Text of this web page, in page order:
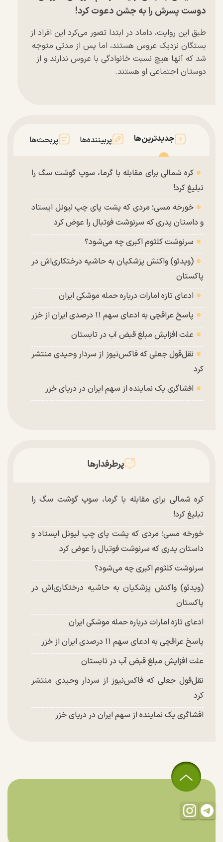
دوست پسرش را به جشن دعوت کرد!
طبق این روایت، داماد در ابتدا تصور می‌کرد این افراد از
بستگان نزدیک عروس هستند، اما پس از مدتی متوجه
شد که آنها هیچ نسبت خانوادگی با عروس ندارند و از
دوستان اجتماعی او هستند.
جدیدترین‌ها پربیننده‌ها پربحث‌ها
کره شمالی برای مقابله با گرما، سوپ گوشت سگ را
تبلیغ کرد!
خورخه مسی؛ مردی که پشت پای چپ لیونل ایستاد
و داستان پدری که سرنوشت فوتبال را عوض کرد
سرنوشت کلثوم اکبری چه می‌شود؟
(ویدئو) واکنش پزشکیان به حاشیه درختکاری‌اش در
پاکستان
ادعای تازه امارات درباره حمله موشکی ایران
پاسخ عراقچی به ادعای سهم ۱۱ درصدی ایران از خزر
علت افزایش مبلغ قبض آب در تابستان
نقل‌قول جعلی که فاکس‌نیوز از سردار وحیدی منتشر
کرد
افشاگری یک نماینده از سهم ایران در دریای خزر
پرطرفدارها
کره شمالی برای مقابله با گرما، سوپ گوشت سگ را
تبلیغ کرد!
خورخه مسی؛ مردی که پشت پای چپ لیونل ایستاد و
داستان پدری که سرنوشت فوتبال را عوض کرد
سرنوشت کلثوم اکبری چه می‌شود؟
(ویدئو) واکنش پزشکیان به حاشیه درختکاری‌اش در
پاکستان
ادعای تازه امارات درباره حمله موشکی ایران
پاسخ عراقچی به ادعای سهم ۱۱ درصدی ایران از خزر
علت افزایش مبلغ قبض آب در تابستان
نقل‌قول جعلی که فاکس‌نیوز از سردار وحیدی منتشر
کرد
افشاگری یک نماینده از سهم ایران در دریای خزر